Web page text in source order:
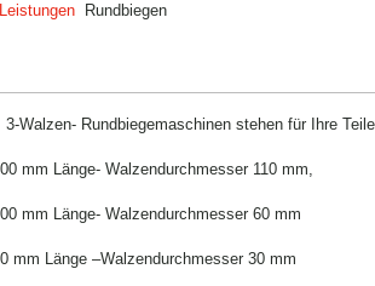
Leistungen Rundbiegen
Walzen- Rundbiegemaschinen stehen für Ihre
mm Länge- Walzendurchmesser 110 mm,
mm Länge- Walzendurchmesser 60 mm
mm Länge –Walzendurchmesser 30 mm